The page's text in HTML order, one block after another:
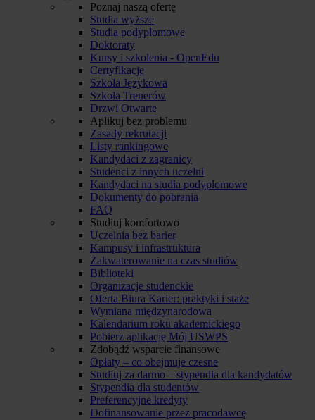
Poznaj naszą ofertę
Studia wyższe
Studia podyplomowe
Doktoraty
Kursy i szkolenia - OpenEdu
Certyfikacje
Szkoła Językowa
Szkoła Trenerów
Drzwi Otwarte
Aplikuj bez problemu
Zasady rekrutacji
Listy rankingowe
Kandydaci z zagranicy
Studenci z innych uczelni
Kandydaci na studia podyplomowe
Dokumenty do pobrania
FAQ
Studiuj komfortowo
Uczelnia bez barier
Kampusy i infrastruktura
Zakwaterowanie na czas studiów
Biblioteki
Organizacje studenckie
Oferta Biura Karier: praktyki i staże
Wymiana międzynarodowa
Kalendarium roku akademickiego
Pobierz aplikację Mój USWPS
Zdobądź wsparcie finansowe
Opłaty – co obejmuje czesne
Studiuj za darmo – stypendia dla kandydatów
Stypendia dla studentów
Preferencyjne kredyty
Dofinansowanie przez pracodawcę